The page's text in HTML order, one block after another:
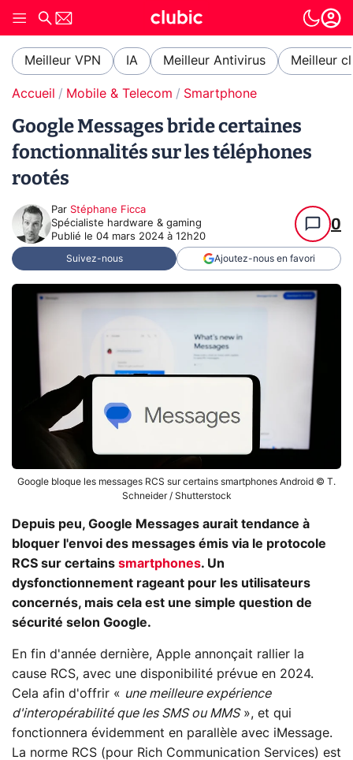
Meilleur VPN IA Meilleur Antivirus Meilleur
Accueil Mobile & Telecom Smartphone
Google Messages bride certaines
fonctionnalités sur les téléphones
rootés
Par Stéphane Ficca
Spécialiste hardware & gaming
Publié le 04 mars 2024 à 12h20
0
Suivez-nous Ajoutez-nous en favori
Google bloque les messages RCS sur certains smartphones Android © T.
Schneider / Shutterstock
Depuis peu, Google Messages aurait tendance à
bloquer l'envoi des messages émis via le protocole
RCS sur certains smartphones. Un
dysfonctionnement rageant pour les utilisateurs
concernés, mais cela est une simple question de
sécurité selon Google.
En fin d'année dernière, Apple annonçait rallier la
cause RCS, avec une disponibilité prévue en 2024.
Cela afin d'offrir « une meilleure expérience
d'interopérabilité que les SMS ou MMS», et qui
fonctionnera évidemment en parallèle avec iMessage.
La norme RCS (pour Rich Communication Services) est